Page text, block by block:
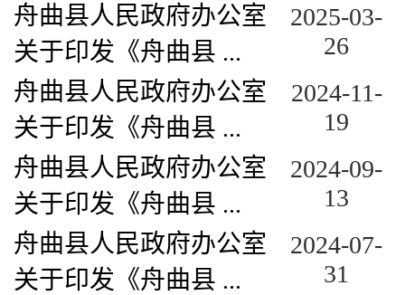
舟曲县人民政府办公室
关于印发《舟曲县 ...
2025-03-
26
舟曲县人民政府办公室
关于印发《舟曲县 ...
2024-11-
19
舟曲县人民政府办公室
关于印发《舟曲县 ...
2024-09-
13
舟曲县人民政府办公室
关于印发《舟曲县 ...
2024-07-
31